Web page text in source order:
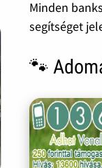
Minden
segítséget
🐾